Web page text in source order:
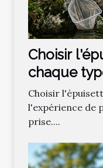
Choisir
chaque
Choisir
l'expérience de
prise....